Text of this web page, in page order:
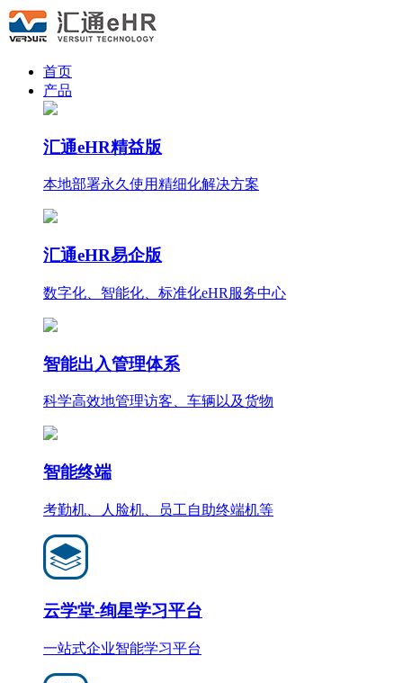
首页
产品
汇通eHR精益版
本地部署永久使用精细化解决方案
汇通eHR易企版
数字化、智能化、标准化eHR服务中心
智能出入管理体系
科学高效地管理访客、车辆以及货物
智能终端
考勤机、人脸机、员工自助终端机等
云学堂-绚星学习平台
一站式企业智能学习平台